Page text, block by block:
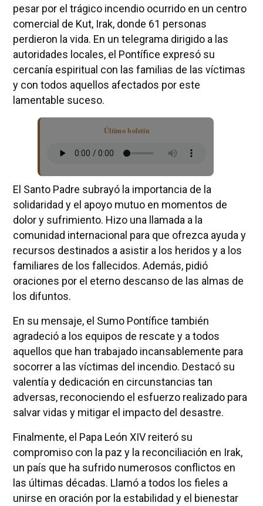
pesar por el trágico incendio ocurrido en un centro
comercial de Kut, Irak, donde 61 personas
perdieron la vida. En un telegrama dirigido a las
autoridades locales, el Pontífice expresó su
cercanía espiritual con las familias de las víctimas
y con todos aquellos afectados por este
lamentable suceso.
Último boletín
El Santo Padre subrayó la importancia de la
solidaridad y el apoyo mutuo en momentos de
dolor y sufrimiento. Hizo una llamada a la
comunidad internacional para que ofrezca ayuda y
recursos destinados a asistir a los heridos y a los
familiares de los fallecidos. Además, pidió
oraciones por el eterno descanso de las almas de
los difuntos.
En su mensaje, el Sumo Pontífice también
agradeció a los equipos de rescate y a todos
aquellos que han trabajado incansablemente para
socorrer a las víctimas del incendio. Destacó su
valentía y dedicación en circunstancias tan
adversas, reconociendo el esfuerzo realizado para
salvar vidas y mitigar el impacto del desastre.
Finalmente, el Papa León XIV reiteró su
compromiso con la paz y la reconciliación en Irak,
un país que ha sufrido numerosos conflictos en
las últimas décadas. Llamó a todos los fieles a
unirse en oración por la estabilidad y el bienestar